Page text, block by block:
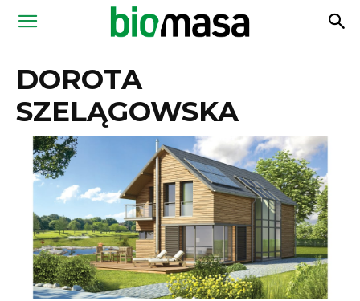
Magazyn
DOROTA
SZELĄGOWSKA